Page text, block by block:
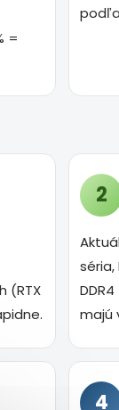
=
(RTX
2
séria,
majú
4